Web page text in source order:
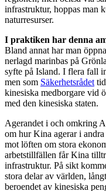
infrastruktur, hoppas man
naturresurser.
I praktiken har denna
Bland annat har man
nerlagd marinbas på
syfte på Island. I flera fall
men som Säkerhetsrådet
kinesiska medborgare vid
med den kinesiska staten.
Agerandet i och omkring
om hur Kina agerar i
mot löften om stora
arbetstillfällen får Kina
infrastruktur. På sikt
stora delar av världen,
beroendet av kinesiska